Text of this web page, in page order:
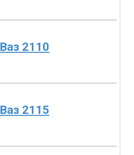
Ваз 2110
Ваз 2115